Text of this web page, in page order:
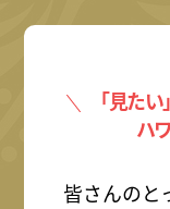
「見た
ハ
皆さんのと